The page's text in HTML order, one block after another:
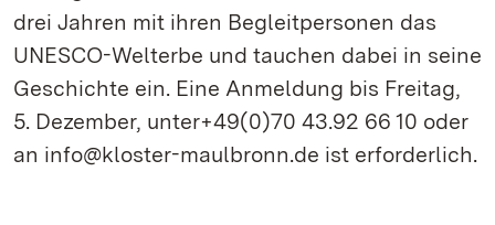
drei Jahren mit ihren Begleitpersonen das
UNESCO-Welterbe und tauchen dabei in seine
Geschichte ein. Eine Anmeldung bis Freitag,
5. Dezember, unter+49(0)70 43.92 66 10 oder
an info@kloster-maulbronn.de ist erforderlich.